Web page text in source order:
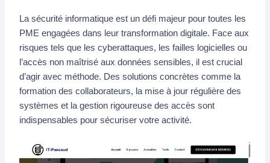
La sécurité informatique est un défi majeur pour toutes les
PME engagées dans leur transformation digitale. Face aux
risques tels que les cyberattaques, les failles logicielles ou
l’accès non maîtrisé aux données sensibles, il est crucial
d’agir avec méthode. Des solutions concrètes comme la
formation des collaborateurs, la mise à jour régulière des
systèmes et la gestion rigoureuse des accès sont
indispensables pour sécuriser votre activité.